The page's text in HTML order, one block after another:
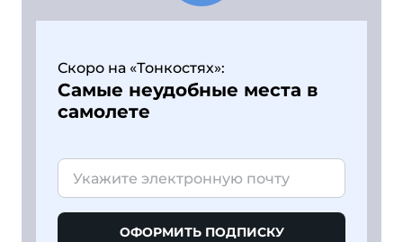
Скоро на «Тонкостях»:
Самые неудобные места в
самолете
ОФОРМИТЬ ПОДПИСКУ